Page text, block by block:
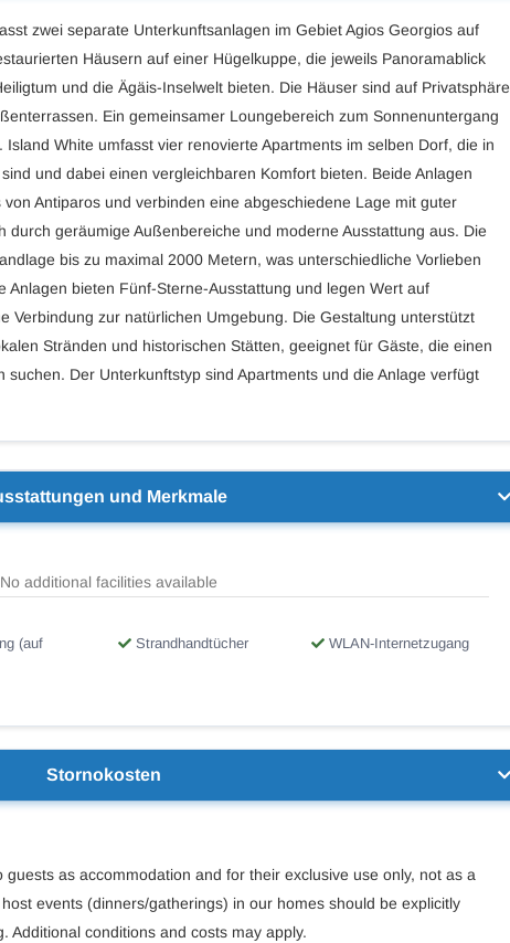
zwei separate Unterkunftsanlagen im Gebiet Agios Georgios auf
Häusern auf einer Hügelkuppe, die jeweils Panoramablick
und die Ägäis-Inselwelt bieten. Die Häuser sind auf Privatsphäre
Ein gemeinsamer Loungebereich zum Sonnenuntergang
White umfasst vier renovierte Apartments im selben Dorf, die in
und dabei einen vergleichbaren Komfort bieten. Beide Anlagen
Antiparos und verbinden eine abgeschiedene Lage mit guter
durch geräumige Außenbereiche und moderne Ausstattung aus. Die
bis zu maximal 2000 Metern, was unterschiedliche Vorlieben
Anlagen bieten Fünf-Sterne-Ausstattung und legen Wert auf
Verbindung zur natürlichen Umgebung. Die Gestaltung unterstützt
Stränden und historischen Stätten, geeignet für Gäste, die einen
suchen. Der Unterkunftstyp sind Apartments und die Anlage verfügt
und Merkmale
No additional facilities available
(auf
Strandhandtücher WLAN-Internetzugang
Stornokosten
as accommodation and for their exclusive use only, not as a
events (dinners/gatherings) in our homes should be explicitly
Additional conditions and costs may apply.